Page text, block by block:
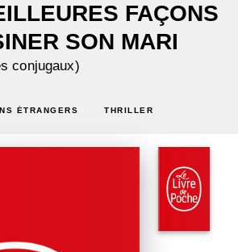
FAÇONS
SON MARI
conjugaux)
ÉTRANGERS THRILLER